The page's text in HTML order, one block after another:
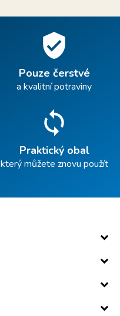
verified_user
Pouze čerstvé
a kvalitní potraviny
sync
Praktický obal
který můžete znovu použít